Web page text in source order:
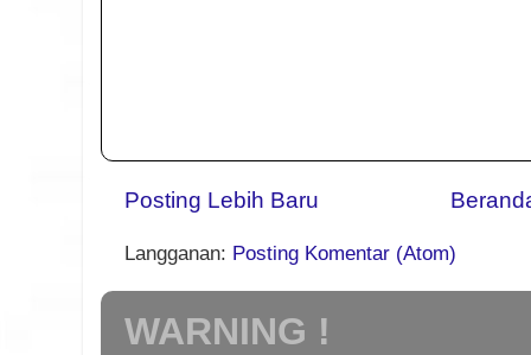
Posting Lebih Baru
Langganan: Posting Komentar (Atom)
WARNING !